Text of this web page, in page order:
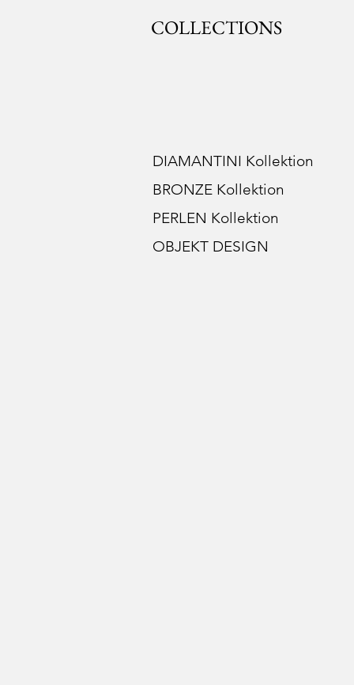
COLLECTIONS
DIAMANTINI Kollektion
BRONZE Kollektion
PERLEN Kollektion
OBJEKT DESIGN